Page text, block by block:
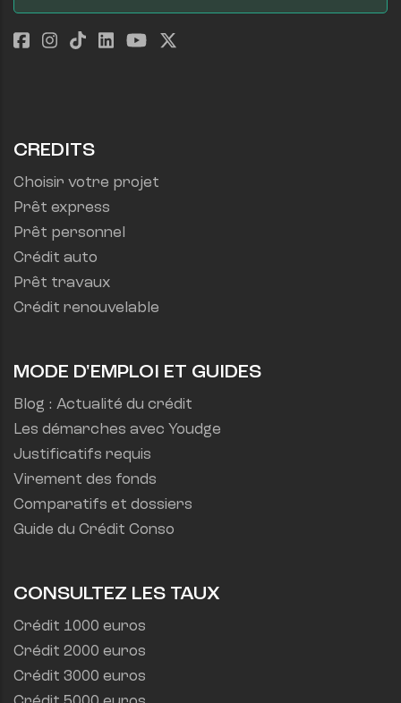
CREDITS
Choisir votre projet
Prêt express
Prêt personnel
Crédit auto
Prêt travaux
Crédit renouvelable
MODE D'EMPLOI ET GUIDES
Blog : Actualité du crédit
Les démarches avec Youdge
Justificatifs requis
Virement des fonds
Comparatifs et dossiers
Guide du Crédit Conso
CONSULTEZ LES TAUX
Crédit 1000 euros
Crédit 2000 euros
Crédit 3000 euros